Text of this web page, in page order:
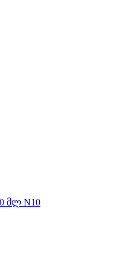
მლ N10